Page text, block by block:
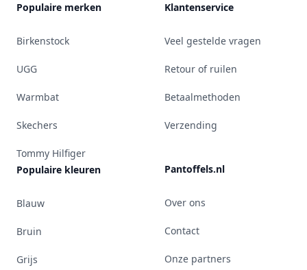
Populaire merken
Birkenstock
UGG
Warmbat
Skechers
Tommy Hilfiger
Populaire kleuren
Blauw
Bruin
Grijs
Klantenservice
Veel gestelde vragen
Retour of ruilen
Betaalmethoden
Verzending
Pantoffels.nl
Over ons
Contact
Onze partners